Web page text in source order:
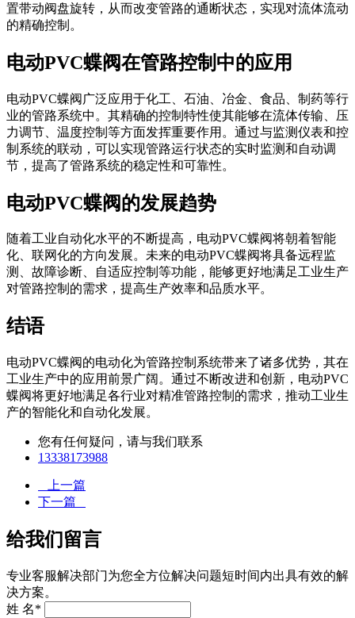
置带动阀盘旋转，从而改变管路的通断状态，实现对流体流动
的精确控制。
电动PVC蝶阀在管路控制中的应用
电动PVC蝶阀广泛应用于化工、石油、冶金、食品、制药等行
业的管路系统中。其精确的控制特性使其能够在流体传输、压
力调节、温度控制等方面发挥重要作用。通过与监测仪表和控
制系统的联动，可以实现管路运行状态的实时监测和自动调
节，提高了管路系统的稳定性和可靠性。
电动PVC蝶阀的发展趋势
随着工业自动化水平的不断提高，电动PVC蝶阀将朝着智能
化、联网化的方向发展。未来的电动PVC蝶阀将具备远程监
测、故障诊断、自适应控制等功能，能够更好地满足工业生产
对管路控制的需求，提高生产效率和品质水平。
结语
电动PVC蝶阀的电动化为管路控制系统带来了诸多优势，其在
工业生产中的应用前景广阔。通过不断改进和创新，电动PVC
蝶阀将更好地满足各行业对精准管路控制的需求，推动工业生
产的智能化和自动化发展。
您有任何疑问，请与我们联系
13338173988
上一篇
下一篇
给我们留言
专业客服解决部门为您全方位解决问题短时间内出具有效的解
决方案。
姓 名*